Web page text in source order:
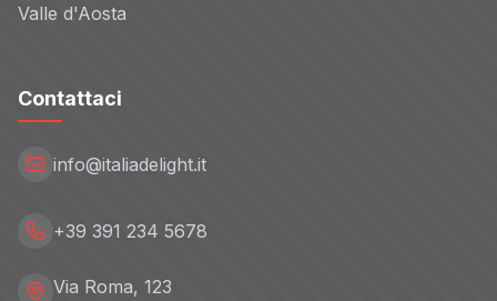
Valle d'Aosta
Contattaci
info@italiadelight.it
+39 391 234 5678
Via Roma, 123